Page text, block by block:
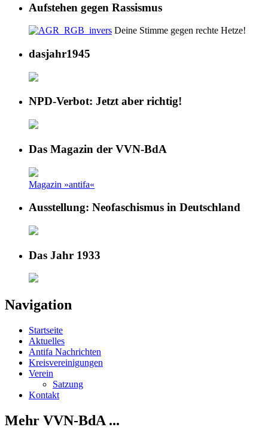
Aufstehen gegen Rassismus
Deine Stimme gegen rechte Hetze!
dasjahr1945
NPD-Verbot: Jetzt aber richtig!
Das Magazin der VVN-BdA
Magazin »antifa«
Ausstellung: Neofaschismus in Deutschland
Das Jahr 1933
Navigation
Startseite
Aktuelles
Antifa Nachrichten
Kreisvereinigungen
Verein
Satzung
Kontakt
Mehr VVN-BdA ...